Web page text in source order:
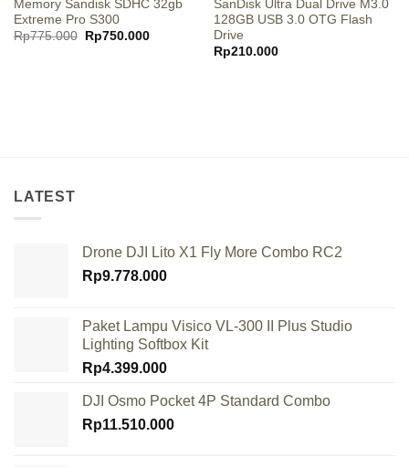
Memory Sandisk SDHC 32gb
Extreme Pro S300
Rp775.000
Original
price
Rp750.000Current
SanDisk Ultra Dual Drive M3.0
128GB USB 3.0 OTG Flash
Drive
Rp210.000
LATEST
Drone DJI Lito X1 Fly More Combo RC2
Rp9.778.000
Paket Lampu Visico VL-300 II Plus Studio
Lighting Softbox Kit
Rp4.399.000
DJI Osmo Pocket 4P Standard Combo
Rp11.510.000